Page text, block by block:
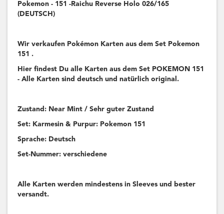
Pokemon - 151 -Raichu Reverse Holo 026/165
(DEUTSCH)
Wir verkaufen Pokémon Karten aus dem Set Pokemon
151 .
Hier findest Du alle Karten aus dem Set POKEMON 151
- Alle Karten sind deutsch und natürlich original.
Zustand: Near Mint / Sehr guter Zustand
Set: Karmesin & Purpur: Pokemon 151
Sprache: Deutsch
Set-Nummer: verschiedene
Alle Karten werden mindestens in Sleeves und bester
versandt.